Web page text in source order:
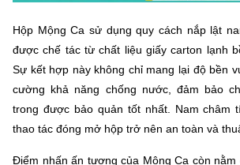
Hộp Mộng Ca sử dụng quy cách nắp lật
được chế tác từ chất liệu giấy carton lạnh
Sự kết hợp này không chỉ mang lại độ bền
cường khả năng chống nước, đảm bảo
trong được bảo quản tốt nhất. Nam châm
thao tác đóng mở hộp trở nên an toàn và
Điểm nhấn ấn tượng của Mộng Ca còn nằm